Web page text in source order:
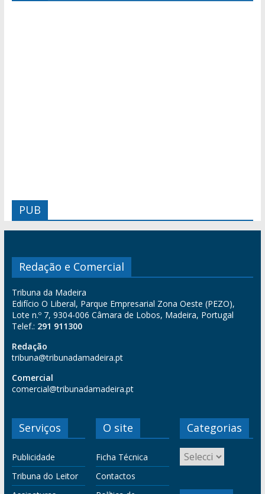
PUB
Redação e Comercial
Tribuna da Madeira
Edifício O Liberal, Parque Empresarial Zona Oeste (PEZO),
Lote n.º 7, 9304-006 Câmara de Lobos, Madeira, Portugal
Telef.: 291 911300
Redação
tribuna@tribunadamadeira.pt
Comercial
comercial@tribunadamadeira.pt
Serviços
Publicidade
Tribuna do Leitor
O site
Ficha Técnica
Contactos
Categorias